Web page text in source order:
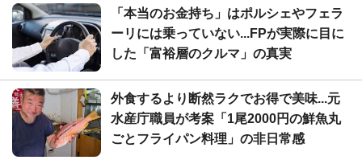
「本当のお金持ち」はポルシェやフェラ
ーリには乗っていない...FPが実際に目に
した「富裕層のクルマ」の真実
外食するより断然ラクでお得で美味...元
水産庁職員が考案「1尾2000円の鮮魚丸
ごとフライパン料理」の非日常感